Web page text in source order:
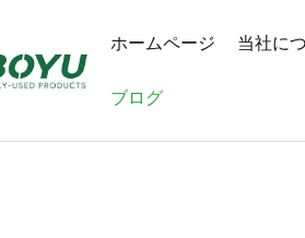
ホームページ 当社に
ブログ